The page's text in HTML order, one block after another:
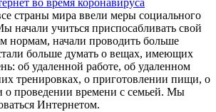
во время коронавируса
страны мира ввели меры социального
начали учиться приспосабливать свой
нормам, начали проводить больше
больше думать о вещах, имеющих
об удаленной работе, об удаленном
тренировках, о приготовлении пищи, о
о проведении времени с семьей. Мы
Интернетом.